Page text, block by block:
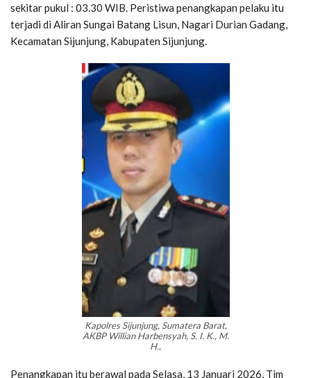
sekitar pukul : 03.30 WIB. Peristiwa penangkapan pelaku itu
terjadi di Aliran Sungai Batang Lisun, Nagari Durian Gadang,
Kecamatan Sijunjung, Kabupaten Sijunjung.
Kapolres Sijunjung, Sumatera Barat,
AKBP Willian Harbensyah, S. I. K., M.
H.,
Penangkapan itu berawal pada Selasa, 13 Januari 2026, Tim